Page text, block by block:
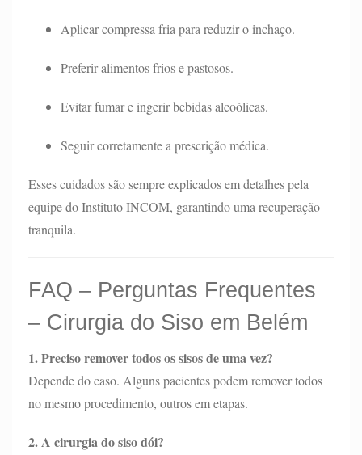
Aplicar compressa fria para reduzir o inchaço.
Preferir alimentos frios e pastosos.
Evitar fumar e ingerir bebidas alcoólicas.
Seguir corretamente a prescrição médica.
Esses cuidados são sempre explicados em detalhes pela
equipe do Instituto INCOM, garantindo uma recuperação
tranquila.
FAQ – Perguntas Frequentes
– Cirurgia do Siso em Belém
1. Preciso remover todos os sisos de uma vez?
Depende do caso. Alguns pacientes podem remover todos
no mesmo procedimento, outros em etapas.
2. A cirurgia do siso dói?